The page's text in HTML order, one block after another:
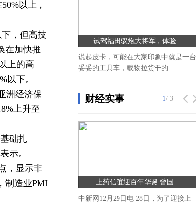
以上，
，但高技
在加快推
上的高
以下。
洲经济保
上升至
础扎
示。
，显示非
制造业PMI
试驾福田驭炮大将军，体验...
说起皮卡，可能在大家印象中就是一台
妥妥的工具车，载物拉货干的...
财经实事
上药信谊迎百年华诞 曾国...
中新网12月29日电 28日，为了迎接上
1/ 3